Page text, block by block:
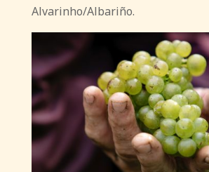
Alvarinho/Albariño.